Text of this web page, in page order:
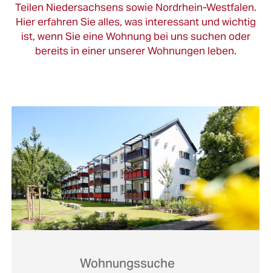
Teilen Niedersachsens sowie Nordrhein-Westfalen.
Hier erfahren Sie alles, was interessant und wichtig
ist, wenn Sie eine Wohnung bei uns suchen oder
bereits in einer unserer Wohnungen leben.
Wohnungssuche